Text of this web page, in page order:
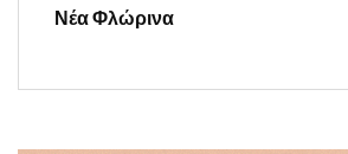
Νέα Φλώρινα